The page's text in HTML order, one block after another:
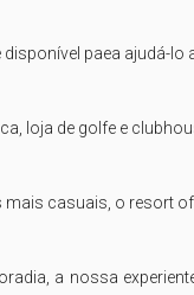
paea ajudá-
loja de golfe e
casuais, o
a nossa